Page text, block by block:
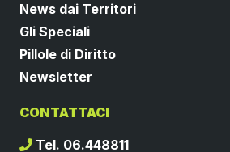
News dai Territori
Gli Speciali
Pillole di Diritto
Newsletter
CONTATTACI
Tel. 06.448811